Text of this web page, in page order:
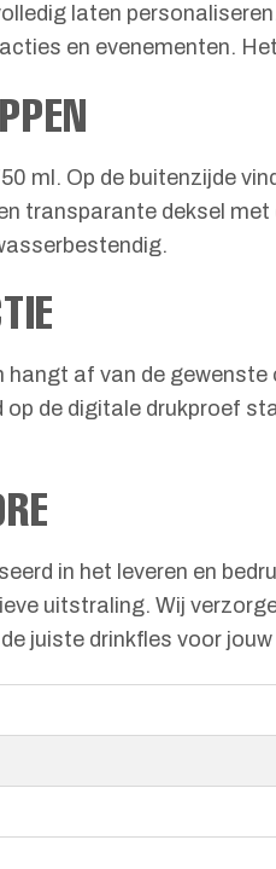
laten
en evenementen.
ml. Op de buitenzijde
transparante deksel
hangt af van de
de digitale drukproef
in het leveren en
uitstraling. Wij
juiste drinkfles voor